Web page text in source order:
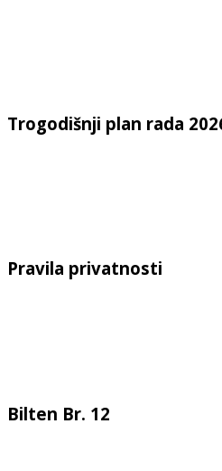
Trogodišnji plan rada
Pravila privatnosti
Bilten Br. 12